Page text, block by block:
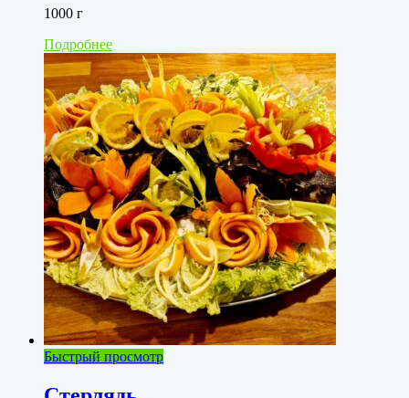
1000 г
Подробнее
Быстрый просмотр